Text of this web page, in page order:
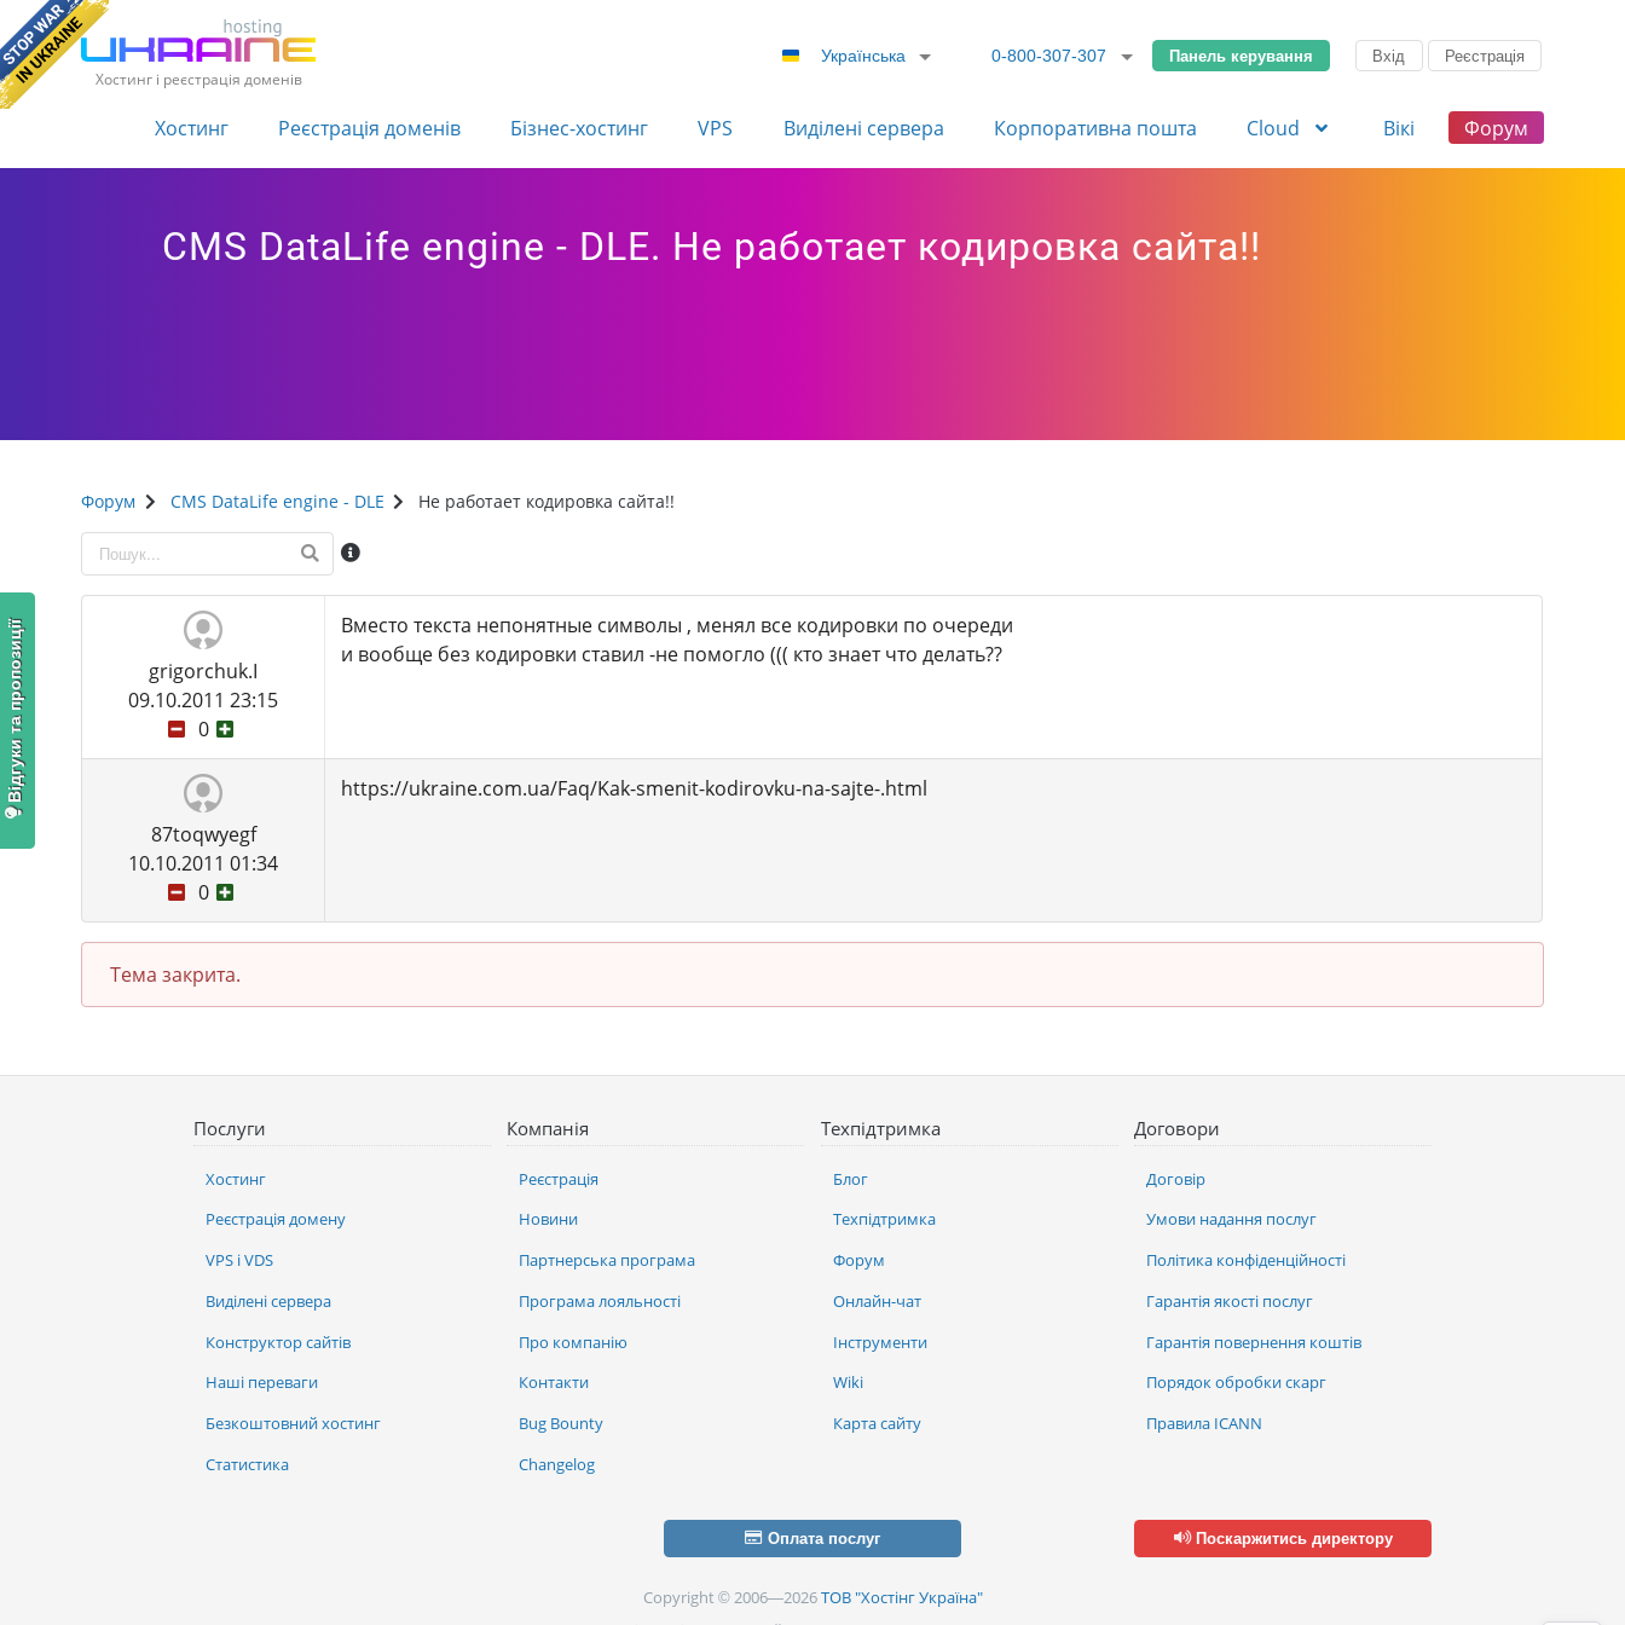
Хостинг і реєстрація доменів
Українська 0-800-307-307 Панель керування Вхід Реєстрація
Хостинг Реєстрація доменів Бізнес-хостинг VPS Виділені сервера Корпоративна пошта Cloud Вікі Форум
CMS DataLife engine - DLE. Не работает кодировка сайта!!
Форум CMS DataLife engine - DLE Не работает кодировка сайта!!
grigorchuk.I
09.10.2011 23:15
0
Вместо текста непонятные символы , менял все кодировки по очереди
и вообще без кодировки ставил -не помогло ((( кто знает что делать??
87toqwyegf
10.10.2011 01:34
0
https://ukraine.com.ua/Faq/Kak-smenit-kodirovku-na-sajte-.html
Тема закрита.
Послуги
Хостинг
Реєстрація домену
VPS і VDS
Виділені сервера
Конструктор сайтів
Наші переваги
Безкоштовний хостинг
Статистика
Компанія
Реєстрація
Новини
Партнерська програма
Програма лояльності
Про компанію
Контакти
Bug Bounty
Changelog
Техпідтримка
Блог
Техпідтримка
Форум
Онлайн-чат
Інструменти
Wiki
Карта сайту
Договори
Договір
Умови надання послуг
Політика конфіденційності
Гарантія якості послуг
Гарантія повернення коштів
Порядок обробки скарг
Правила ICANN
Оплата послуг Поскаржитись директору
Copyright © 2006—2026ТОВ "Хостінг Україна"
Відгуки та пропозиції